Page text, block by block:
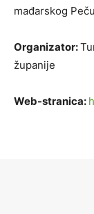
mađarskog
Organizator:
županije
Web-stranica: